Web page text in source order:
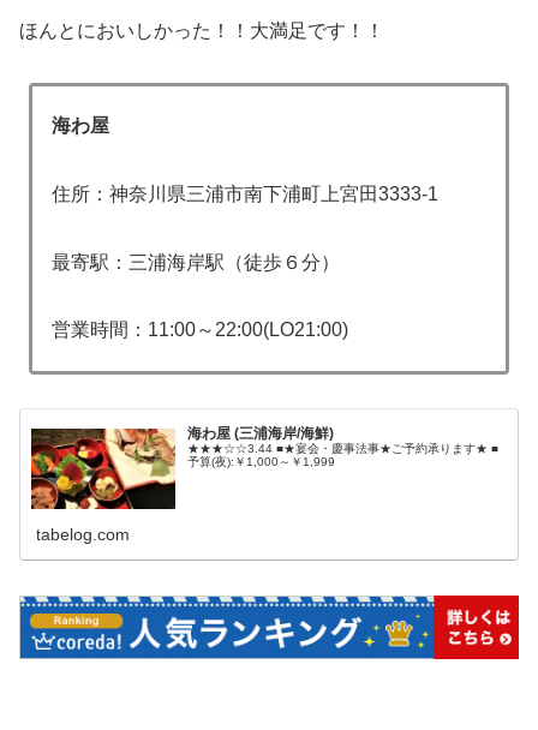
ほんとにおいしかった！！大満足です！！
海わ屋
住所：神奈川県三浦市南下浦町上宮田3333-1
最寄駅：三浦海岸駅（徒歩６分）
営業時間：11:00～22:00(LO21:00)
海わ屋 (三浦海岸/海鮮)
★★★☆☆3.44 ■★宴会・慶事法事★ご予約承ります★ ■
予算(夜):￥1,000～￥1,999
tabelog.com